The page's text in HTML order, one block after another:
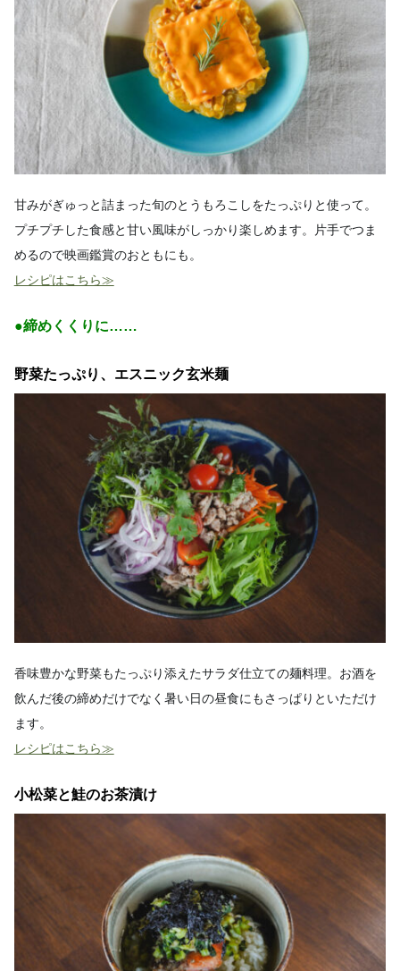
甘みがぎゅっと詰まった旬のとうもろこしをたっぷりと使って。
プチプチした食感と甘い風味がしっかり楽しめます。片手でつま
めるので映画鑑賞のおともにも。
レシピはこちら≫
●締めくくりに……
野菜たっぷり、エスニック玄米麺
香味豊かな野菜もたっぷり添えたサラダ仕立ての麺料理。お酒を
飲んだ後の締めだけでなく暑い日の昼食にもさっぱりといただけ
ます。
レシピはこちら≫
小松菜と鮭のお茶漬け